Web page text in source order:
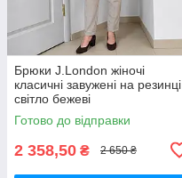
Брюки J.London жіночі
класичні завужені на резинці
світло бежеві
Готово до відправки
2 358,50 ₴ 2 650 ₴